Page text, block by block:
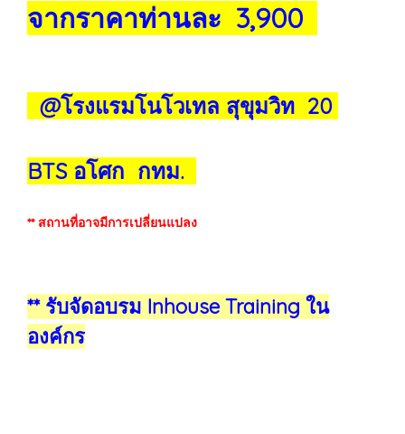
จากราคาท่านละ 3,900
@โรงแรมโนโวเทล สุขุมวิท 20
BTS อโศก กทม.
** สถานที่อาจมีการเปลี่ยนแปลง
** รับจัดอบรม Inhouse Training ใน
องค์กร